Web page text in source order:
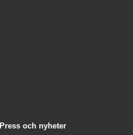
Press och nyheter